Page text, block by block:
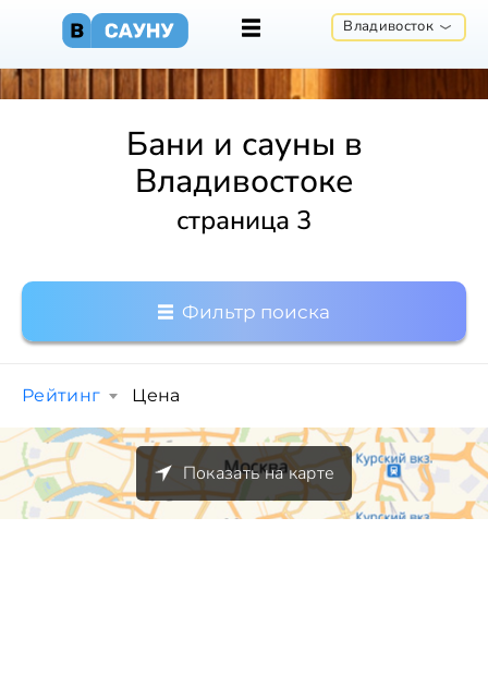
Владивосток
Бани и сауны в
Владивостоке
страница 3
Фильтр поиска
Рейтинг Цена
Показать на карте